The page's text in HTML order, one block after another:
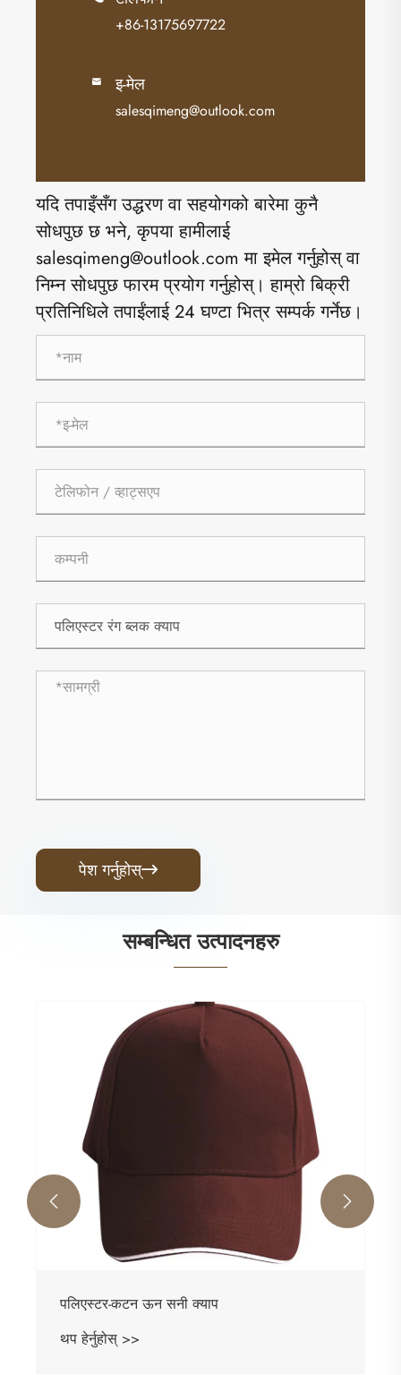
+86-13175697722
 इ-मेल
salesqimeng@outlook.com
यदि तपाइँसँग उद्धरण वा सहयोगको बारेमा कुनै
सोधपुछ छ भने, कृपया हामीलाई
salesqimeng@outlook.com मा इमेल गर्नुहोस् वा
निम्न सोधपुछ फारम प्रयोग गर्नुहोस्। हाम्रो बिक्री
प्रतिनिधिले तपाईंलाई 24 घण्टा भित्र सम्पर्क गर्नेछ।
पेश गर्नुहोस्
सम्बन्धित उत्पादनहरु
पलिएस्टर-कटन ऊन सनी क्याप
थप हेर्नुहोस् >>
 